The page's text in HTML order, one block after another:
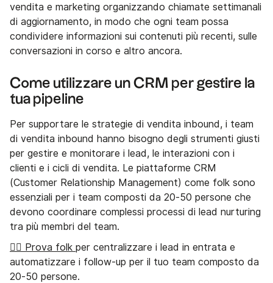
vendita e marketing organizzando chiamate settimanali
di aggiornamento, in modo che ogni team possa
condividere informazioni sui contenuti più recenti, sulle
conversazioni in corso e altro ancora.
Come utilizzare un CRM per gestire la
tua pipeline
Per supportare le strategie di vendita inbound, i team
di vendita inbound hanno bisogno degli strumenti giusti
per gestire e monitorare i lead, le interazioni con i
clienti e i cicli di vendita. Le piattaforme CRM
(Customer Relationship Management) come folk sono
essenziali per i team composti da 20-50 persone che
devono coordinare complessi processi di lead nurturing
tra più membri del team.
👉🏼 Prova folk per centralizzare i lead in entrata e
automatizzare i follow-up per il tuo team composto da
20-50 persone.